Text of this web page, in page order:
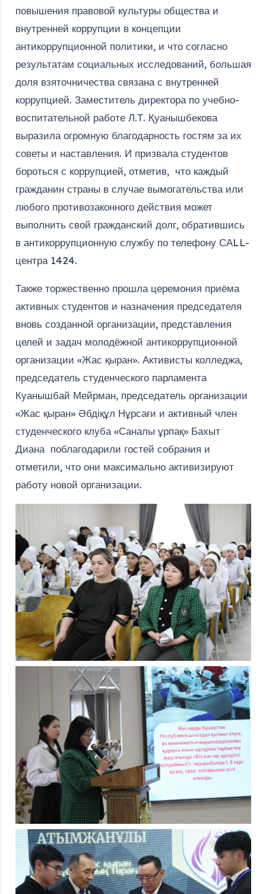
повышения правовой культуры общества и
внутренней коррупции в концепции
антикоррупционной политики, и что согласно
результатам социальных исследований, большая
доля взяточничества связана с внутренней
коррупцией. Заместитель директора по учебно-
воспитательной работе Л.Т. Қуанышбекова
выразила огромную благодарность гостям за их
советы и наставления. И призвала студентов
бороться с коррупцией, отметив, что каждый
гражданин страны в случае вымогательства или
любого противозаконного действия может
выполнить свой гражданский долг, обратившись
в антикоррупционную службу по телефону САLL-
центра 1424.
Также торжественно прошла церемония приёма
активных студентов и назначения председателя
вновь созданной организации, представления
целей и задач молодёжной антикоррупционной
организации «Жас қыран». Активисты колледжа,
председатель студенческого парламента
Куанышбай Мейрман, председатель организации
«Жас қыран» Әбдіқұл Нұрсағи и активный член
студенческого клуба «Саналы ұрпақ» Бахыт
Диана поблагодарили гостей собрания и
отметили, что они максимально активизируют
работу новой организации.